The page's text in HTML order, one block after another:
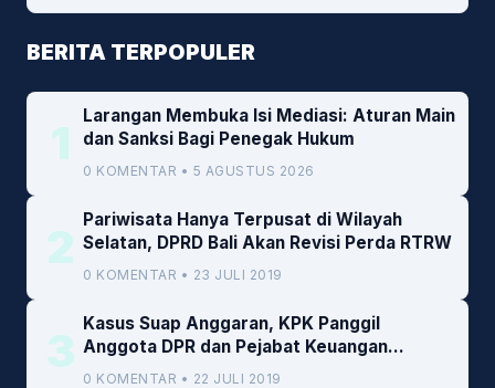
BERITA TERPOPULER
1
Larangan Membuka Isi Mediasi: Aturan Main
dan Sanksi Bagi Penegak Hukum
0 KOMENTAR • 5 AGUSTUS 2026
2
Pariwisata Hanya Terpusat di Wilayah
Selatan, DPRD Bali Akan Revisi Perda RTRW
0 KOMENTAR • 23 JULI 2019
3
Kasus Suap Anggaran, KPK Panggil
Anggota DPR dan Pejabat Keuangan
Kemenkeu
0 KOMENTAR • 22 JULI 2019